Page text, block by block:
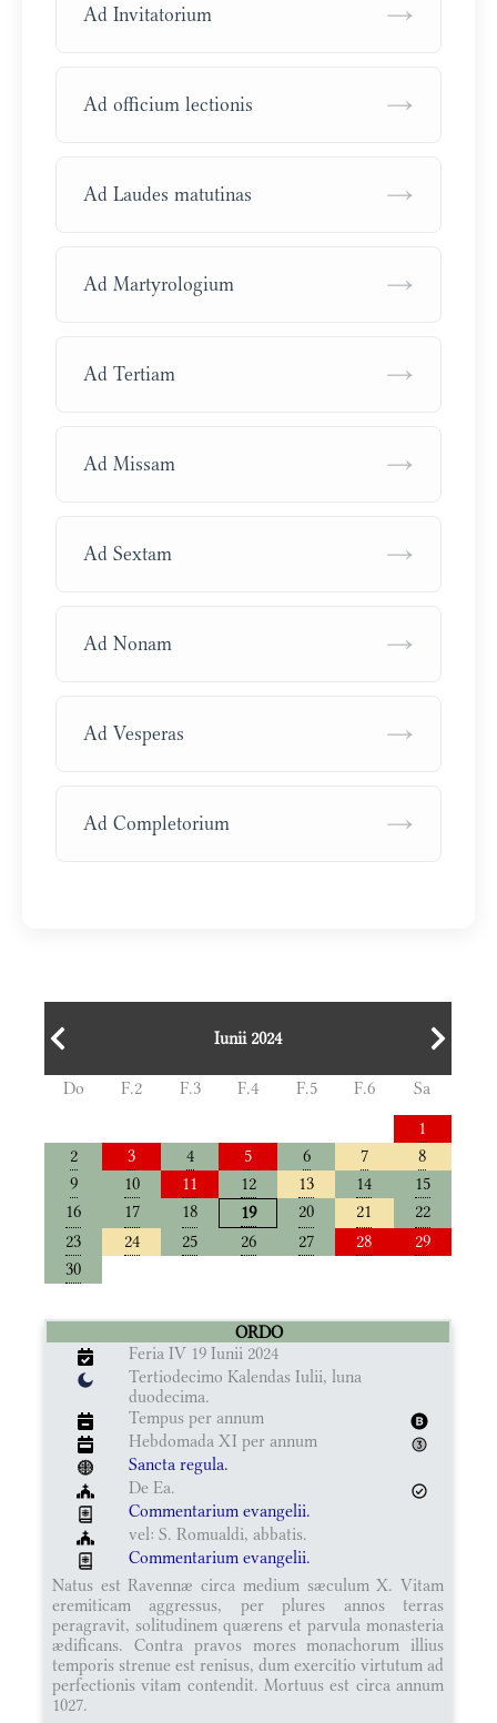
Ad Invitatorium →
Ad officium lectionis →
Ad Laudes matutinas →
Ad Martyrologium →
Ad Tertiam →
Ad Missam →
Ad Sextam →
Ad Nonam →
Ad Vesperas →
Ad Completorium →
Iunii 2024
Do F.2 F.3 F.4 F.5 F.6
Sa
1
2
3 4 5 6 7
8
9
10 11 12 13 14
15
16
17 18 19 20 21
22
23
24 25 26 27 28
29
30
ORDO
Feria IV 19 Iunii 2024
Tertiodecimo Kalendas Iulii, luna
duodecima.
Tempus per annum
Hebdomada XI per annum
Sancta regula.
De Ea.
Commentarium evangelii.
vel: S. Romualdi, abbatis.
Commentarium evangelii.
Natus est Ravennæ circa medium sæculum X. Vitam
eremiticam aggressus, per plures annos terras
peragravit, solitudinem quærens et parvula monasteria
ædificans. Contra pravos mores monachorum illius
temporis strenue est renisus, dum exercitio virtutum ad
perfectionis vitam contendit. Mortuus est circa annum
1027.